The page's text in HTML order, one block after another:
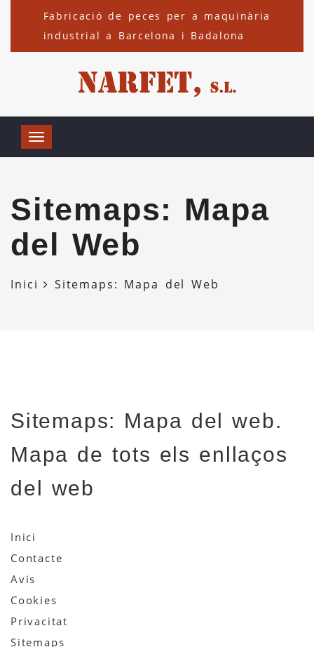
Fabricació de peces per a maquinària
industrial a Barcelona i Badalona
Sitemaps: Mapa
del Web
Inici Sitemaps: Mapa del Web
Sitemaps: Mapa del web.
Mapa de tots els enllaços
del web
Inici
Contacte
Avis
Cookies
Privacitat
Sitemaps